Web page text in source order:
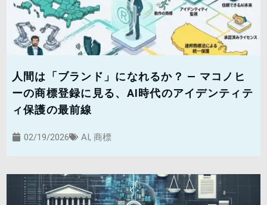
人間は「ブランド」になれるか？ — マコノヒ
ーの商標登録に見る、AI時代のアイデンティテ
ィ保護の最前線
02/19/2026 AI, 商標